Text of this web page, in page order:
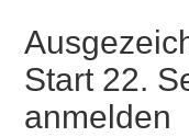
//
Start
21.
Start 22.
anmelden